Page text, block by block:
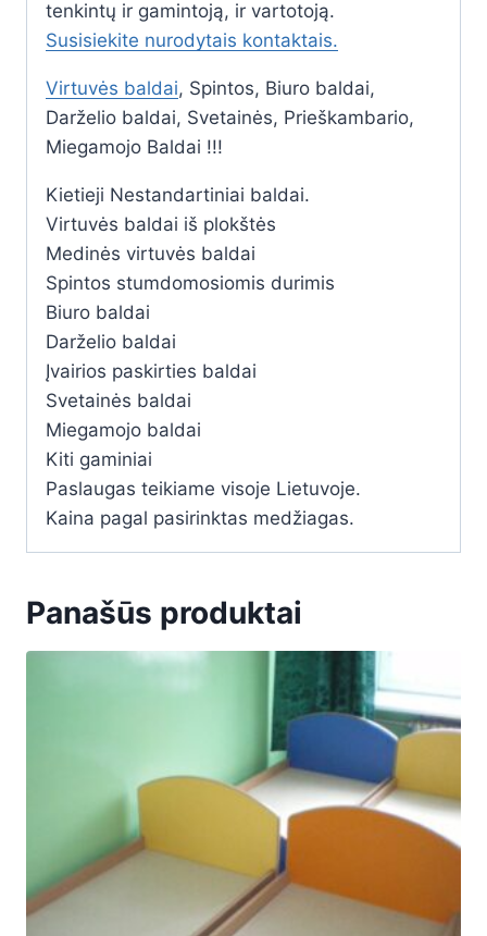
tenkintų ir gamintoją, ir vartotoją.
Susisiekite nurodytais kontaktais.
Virtuvės baldai, Spintos, Biuro baldai,
Darželio baldai, Svetainės, Prieškambario,
Miegamojo Baldai !!!
Kietieji Nestandartiniai baldai.
Virtuvės baldai iš plokštės
Medinės virtuvės baldai
Spintos stumdomosiomis durimis
Biuro baldai
Darželio baldai
Įvairios paskirties baldai
Svetainės baldai
Miegamojo baldai
Kiti gaminiai
Paslaugas teikiame visoje Lietuvoje.
Kaina pagal pasirinktas medžiagas.
Panašūs produktai